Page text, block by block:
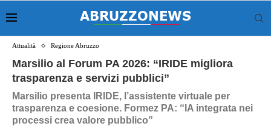
Attualità Regione Abruzzo
Marsilio al Forum PA 2026: “IRIDE migliora
trasparenza e servizi pubblici”
Marsilio presenta IRIDE, l’assistente virtuale per
trasparenza e coesione. Formez PA: “IA integrata nei
processi crea valore pubblico”